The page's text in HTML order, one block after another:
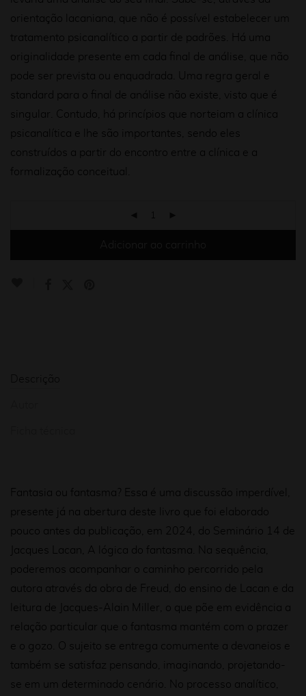
orientação lacaniana, que não é possível estabelecer um
tratamento psicanalítico a partir de padrões. Há uma
originalidade presente em cada f nal de análise, que não
pode ser prevista ou enquadrada. Uma regra geral e
standard
para o final de análise não existe,
sto que é
singular. Contudo, há princípios que norteiam a clínica
psicanalítica e lhe são importantes, sendo eles
construídos a partir do encontro entre a clínica e a
formalização conceitual
Fantasia ou fantasma? Essa é uma discussão imperdível,
presente já na abertura deste livro que foi elaborado
pouco antes da publicação, em 2024, do Seminário 14 de
Jacques Lacan,
A lógica do fantasma . Na sequência,
poderemos acompanhar o caminho percorrido pela
autora através da obra de Freud, do ensino de Lacan e da
leitura de Jacques-Alain Miller, o que põe em evidência a
relação particular que o fantasma mantém com o prazer
e o gozo. O sujeito se entrega comumente a devaneios e
também se satisfaz pensando, imaginando, projetando-
se em um determinado cenário. No processo analítico,